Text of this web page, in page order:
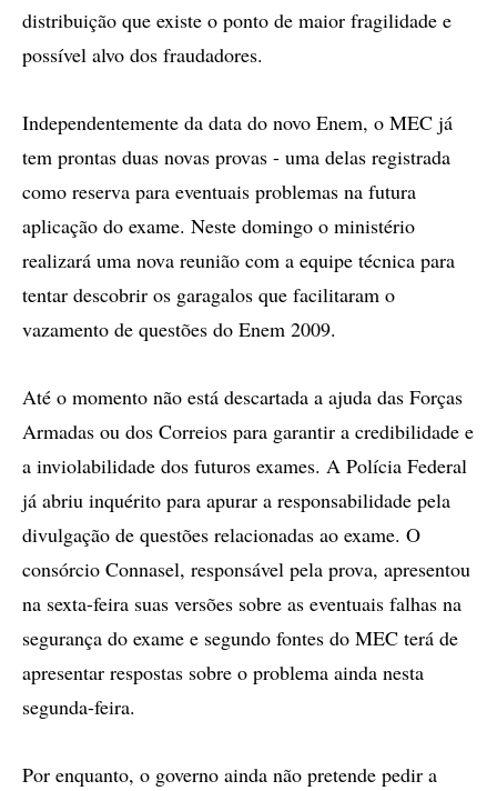
distribuição que existe o ponto de maior fragilidade e
possível alvo dos fraudadores.
Independentemente da data do novo Enem, o MEC já
tem prontas duas novas provas - uma delas registrada
como reserva para eventuais problemas na futura
aplicação do exame. Neste domingo o ministério
realizará uma nova reunião com a equipe técnica para
tentar descobrir os garagalos que facilitaram o
vazamento de questões do Enem 2009.
Até o momento não está descartada a ajuda das Forças
Armadas ou dos Correios para garantir a credibilidade e
a inviolabilidade dos futuros exames. A Polícia Federal
já abriu inquérito para apurar a responsabilidade pela
divulgação de questões relacionadas ao exame. O
consórcio Connasel, responsável pela prova, apresentou
na sexta-feira suas versões sobre as eventuais falhas na
segurança do exame e segundo fontes do MEC terá de
apresentar respostas sobre o problema ainda nesta
segunda-feira.
Por enquanto, o governo ainda não pretende pedir a